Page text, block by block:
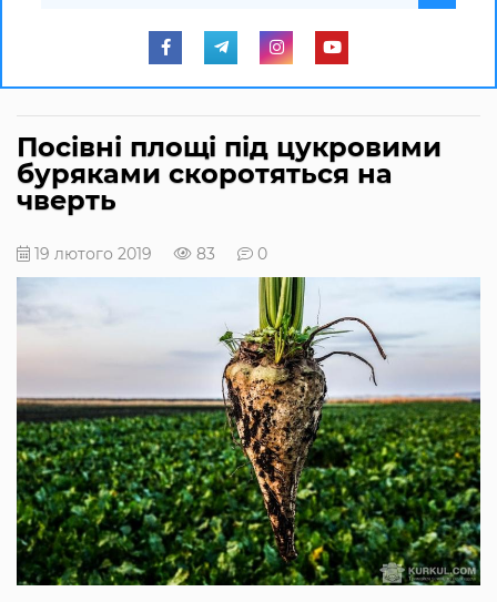
Посівні площі під цукровими
буряками скоротяться на
чверть
19 лютого 2019 83 0